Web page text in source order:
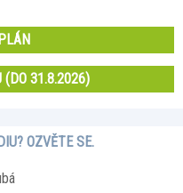
(DO 31.8.2026)
OZVĚTE SE.